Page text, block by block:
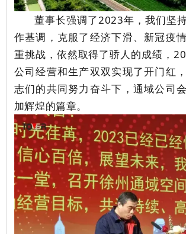
董事长强调了2023年，我们坚
作基调，克服了经济下滑、新冠疫
重挑战 ，依然取得了骄人的成绩，
公司经营和生产双双实现了开门红
志们的共同努力奋斗下， 通域公司
加辉煌的篇章。